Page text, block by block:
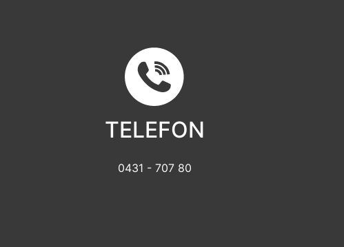
TELEFON
0431 - 707 80